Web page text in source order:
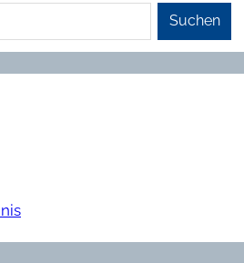
Suchen